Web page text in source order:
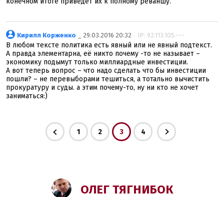
Кирилл Корженко _ 29.03.2016 20:32 IP: 92.113.105.---
В любом тексте политика есть явный или не явный подтекст.
А правда элементарна, её никто почему -то не называет –
экономику подымут только миллиардные инвестиции.
А вот теперь вопрос – что надо сделать что бы инвестиции
пошли? – не перевыборами тешиться, а тотально вычистить
прокуратуру и суды. а этим почему-то, ну ни кто не хочет
заниматься:)
1 2 3 4
ОЛЕГ ТЯГНИБОК